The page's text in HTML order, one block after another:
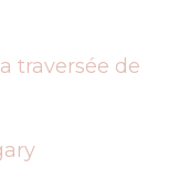
traversée de